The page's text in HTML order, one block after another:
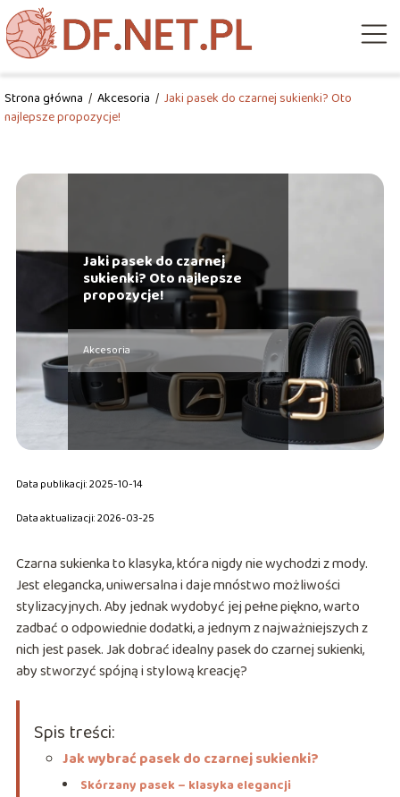
Strona główna / Akcesoria / Jaki pasek do czarnej sukienki? Oto
najlepsze propozycje!
Jaki pasek do czarnej
sukienki? Oto najlepsze
propozycje!
Akcesoria
Data publikacji: 2025-10-14
Data aktualizacji: 2026-03-25
Czarna sukienka to klasyka, która nigdy nie wychodzi z mody.
Jest elegancka, uniwersalna i daje mnóstwo możliwości
stylizacyjnych. Aby jednak wydobyć jej pełne piękno, warto
zadbać o odpowiednie dodatki, a jednym z najważniejszych z
nich jest pasek. Jak dobrać idealny pasek do czarnej sukienki,
aby stworzyć spójną i stylową kreację?
Spis treści:
Jak wybrać pasek do czarnej sukienki?
Skórzany pasek – klasyka elegancji